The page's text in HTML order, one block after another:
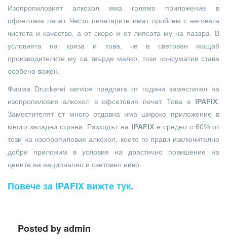
Изопропиловият алкохол има голямо приложение в
офсетовия печат. Често печатарите имат проблем с неговата
чистота и качество, а от скоро и от липсата му на пазара. В
условията на криза и това, че в световен мащаб
производителите му са твърде малко, този консуматив става
особено важен.
Фирма Druckerei service предлага от години заместител на
изопропиловия алкохол в офсетовия печат. Това е IPAFIX
Заместителят от много отдавна има широко приложение в
много западни страни. Разходът на IPAFIXе средно с 60% от
този на изопропиловия алкохол, което го прави изключително
добре приложим в условия на драстично повишение на
цените на национално и световно ниво.
Повече за IPAFIX вижте тук.
Posted byadmin